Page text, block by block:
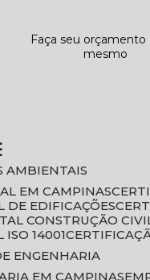
Faça seu orçamento
mesmo
AMBIENTAIS
EM CAMPINAS
DE EDIFICAÇÕES
CONSTRUÇÃO
ISO 14001
ENGENHARIA
EM CAMPINAS